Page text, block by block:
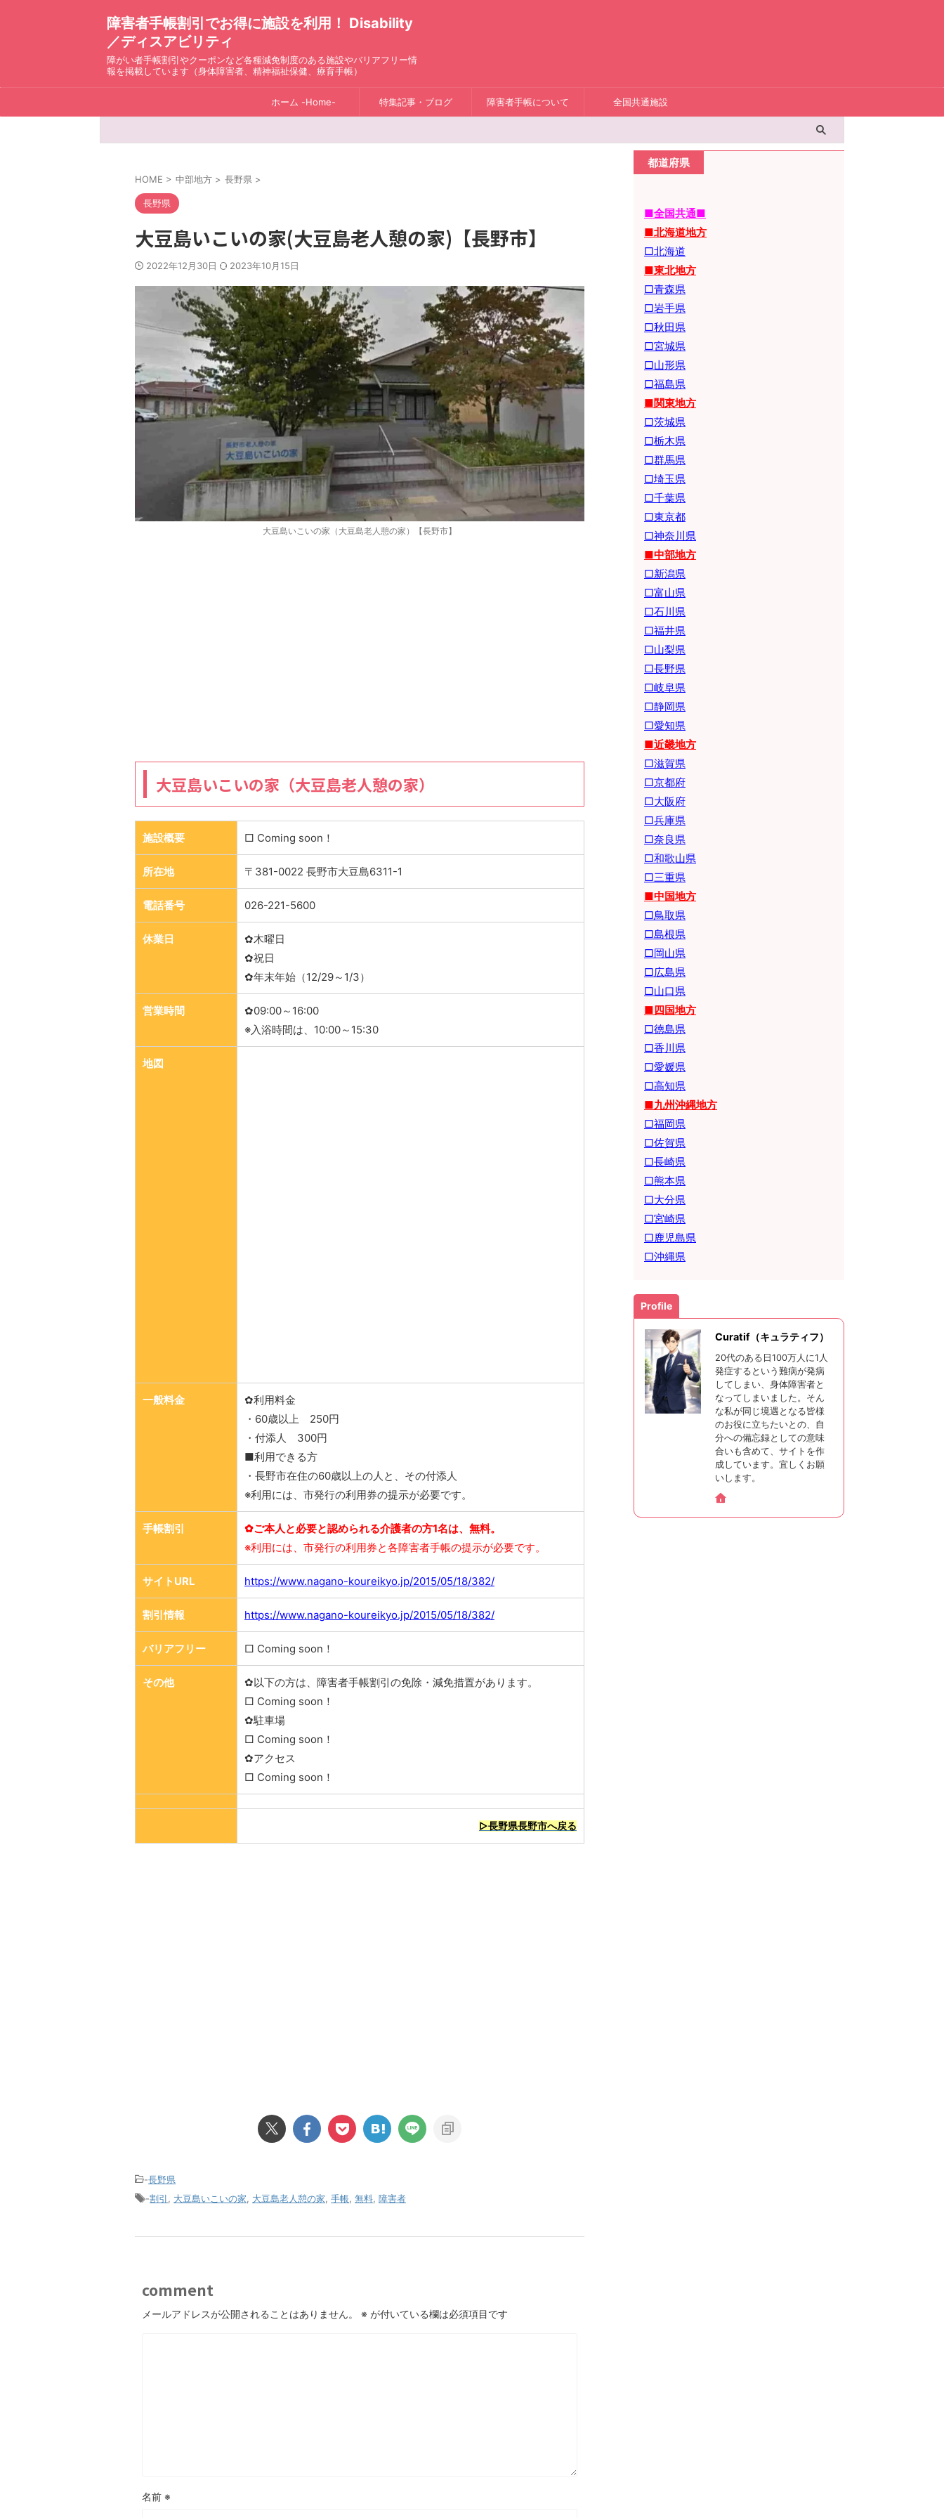
障害者手帳割引でお得に施設を利用！ Disability
／ディスアビリティ
障がい者手帳割引やクーポンなど各種減免制度のある施設やバリアフリー情
報を掲載しています（身体障害者、精神福祉保健、療育手帳）
ホーム -Home- 特集記事・ブログ 障害者手帳について 全国共通施設
HOME > 中部地方 > 長野県 >
長野県
大豆島いこいの家(大豆島老人憩の家)【長野市】
2022年12月30日 2023年10月15日
大豆島いこいの家（大豆島老人憩の家）【長野市】
大豆島いこいの家（大豆島老人憩の家）
施設概要 □ Coming soon！
所在地 〒381-0022 長野市大豆島6311-1
電話番号 026-221-5600
休業日
✿木曜日
✿祝日
✿年末年始（12/29～1/3）
営業時間
✿09:00～16:00
※入浴時間は、10:00～15:30
地図
一般料金
✿利用料金
・60歳以上 250円
・付添人 300円
■利用できる方
・長野市在住の60歳以上の人と、その付添人
※利用には、市発行の利用券の提示が必要です。
手帳割引
✿ご本人と必要と認められる介護者の方1名は、無料。
※利用には、市発行の利用券と各障害者手帳の提示が必要です。
サイトURL https://www.nagano-koureikyo.jp/2015/05/18/382/
割引情報 https://www.nagano-koureikyo.jp/2015/05/18/382/
バリアフリー □ Coming soon！
その他
✿以下の方は、障害者手帳割引の免除・減免措置があります。
□ Coming soon！
✿駐車場
□ Coming soon！
✿アクセス
□ Coming soon！
▷長野県長野市へ戻る
-長野県
-割引 大豆島いこいの家 大豆島老人憩の家 手帳 無料 障害者
comment
メールアドレスが公開されることはありません。 ※ が付いている欄は必須項目です
名前 ※
都道府県
■全国共通■
■北海道地方
□北海道
■東北地方
□青森県
□岩手県
□秋田県
□宮城県
□山形県
□福島県
■関東地方
□茨城県
□栃木県
□群馬県
□埼玉県
□千葉県
□東京都
□神奈川県
■中部地方
□新潟県
□富山県
□石川県
□福井県
□山梨県
□長野県
□岐阜県
□静岡県
□愛知県
■近畿地方
□滋賀県
□京都府
□大阪府
□兵庫県
□奈良県
□和歌山県
□三重県
■中国地方
□鳥取県
□島根県
□岡山県
□広島県
□山口県
■四国地方
□徳島県
□香川県
□愛媛県
□高知県
■九州沖縄地方
□福岡県
□佐賀県
□長崎県
□熊本県
□大分県
□宮崎県
□鹿児島県
□沖縄県
Profile
Curatif（キュラティフ）
20代のある日100万人に1人
発症するという難病が発病
してしまい、身体障害者と
なってしまいました。そん
な私が同じ境遇となる皆様
のお役に立ちたいとの、自
分への備忘録としての意味
合いも含めて、サイトを作
成しています。宜しくお願
いします。